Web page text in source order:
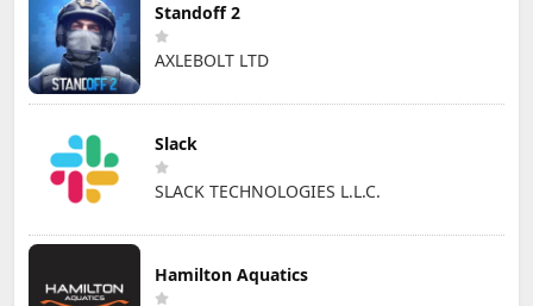
Standoff 2
AXLEBOLT LTD
Slack
SLACK TECHNOLOGIES L.L.C.
Hamilton Aquatics